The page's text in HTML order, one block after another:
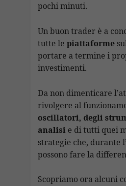
pochi minuti.
Un buon trader è a
tutte le piattaforme
portare a termine i
investimenti.
Da non dimenticare
rivolgere al
oscillatori, degli
analisie di tutti quei
strategie che, durante
possono fare la
Scopriamo ora alcuni